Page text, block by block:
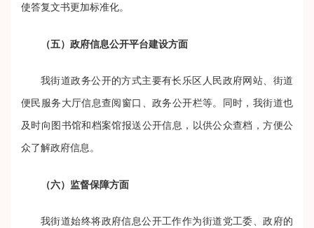
使答复文书更加标准化。
（五）政府信息公开平台建设方面
我街道政务公开的方式主要有长乐区人民政府网站、街道
便民服务大厅信息查阅窗口、政务公开栏等。同时，我街道也
及时向图书馆和档案馆报送公开信息，以供公众查档，方便公
众了解政府信息。
（六）监督保障方面
我街道始终将政府信息公开工作作为街道党工委、政府的